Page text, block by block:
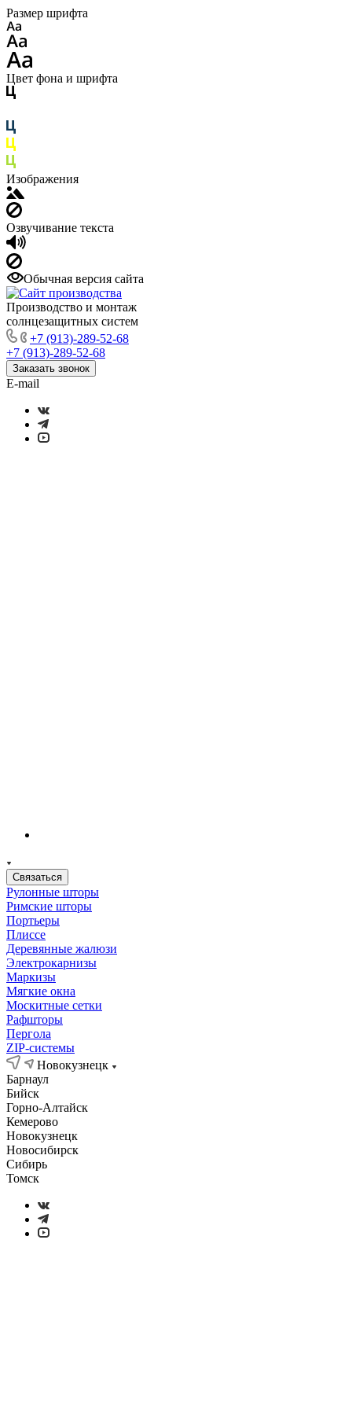
Размер шрифта
Цвет фона и шрифта
Изображения
Озвучивание текста
Обычная версия сайта
Производство и монтаж
солнцезащитных систем
+7 (913)-289-52-68
+7 (913)-289-52-68
Заказать звонок
E-mail
Связаться
Рулонные шторы
Римские шторы
Портьеры
Плиссе
Деревянные жалюзи
Электрокарнизы
Маркизы
Мягкие окна
Москитные сетки
Рафшторы
Пергола
ZIP-системы
Новокузнецк
Барнаул
Бийск
Горно-Алтайск
Кемерово
Новокузнецк
Новосибирск
Сибирь
Томск